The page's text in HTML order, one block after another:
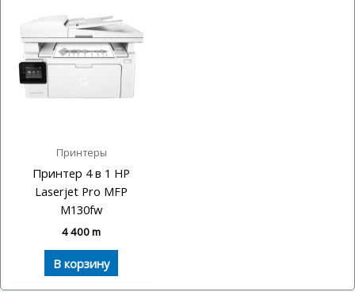
Принтеры
Принтер 4 в 1 HP
Laserjet Pro MFP
M130fw
4 400m
В корзину